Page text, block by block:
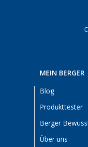
MEIN BERGER
Blog
Produkttester
Berger
Über uns